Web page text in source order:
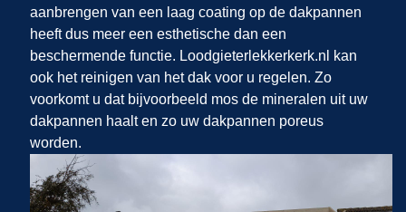
aanbrengen van een laag coating op de dakpannen
heeft dus meer een esthetische dan een
beschermende functie. Loodgieterlekkerkerk.nl kan
ook het reinigen van het dak voor u regelen. Zo
voorkomt u dat bijvoorbeeld mos de mineralen uit uw
dakpannen haalt en zo uw dakpannen poreus
worden.